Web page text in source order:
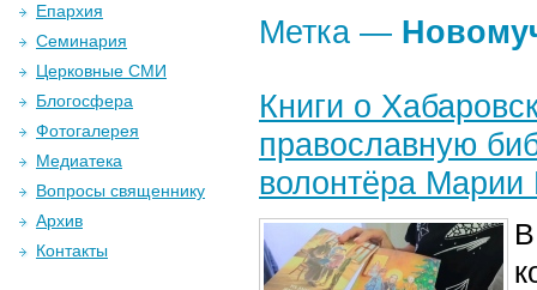
Метка —
Книги о
православную
волонтёра Марии
Епархия
Семинария
Церковные СМИ
Блогосфера
Фотогалерея
Медиатека
Вопросы священнику
Архив
Контакты